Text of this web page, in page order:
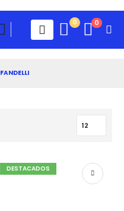
0 0
FANDELLI
DESTACADOS